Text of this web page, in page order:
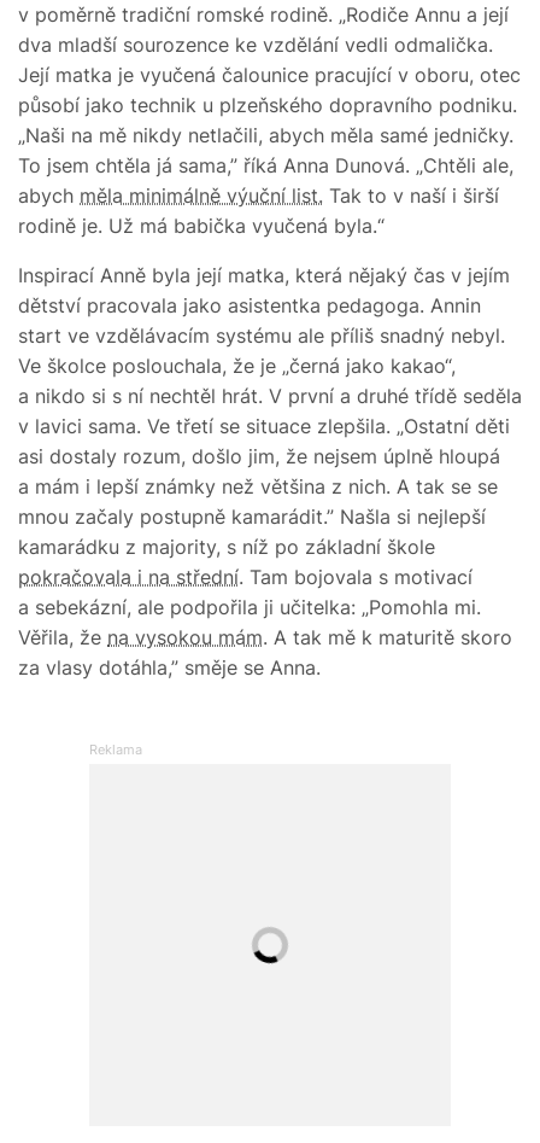
v poměrně tradiční romské rodině. „Rodiče Annu a její
dva mladší sourozence ke vzdělání vedli odmalička.
Její matka je vyučená čalounice pracující v oboru, otec
působí jako technik u plzeňského dopravního podniku.
„Naši na mě nikdy netlačili, abych měla samé jedničky.
To jsem chtěla já sama,” říká Anna Dunová. „Chtěli ale,
abych měla minimálně výuční list. Tak to v naší i širší
rodině je. Už má babička vyučená byla.“
Inspirací Anně byla její matka, která nějaký čas v jejím
dětství pracovala jako asistentka pedagoga. Annin
start ve vzdělávacím systému ale příliš snadný nebyl.
Ve školce poslouchala, že je „černá jako kakao“,
a nikdo si s ní nechtěl hrát. V první a druhé třídě seděla
v lavici sama. Ve třetí se situace zlepšila. „Ostatní děti
asi dostaly rozum, došlo jim, že nejsem úplně hloupá
a mám i lepší známky než většina z nich. A tak se se
mnou začaly postupně kamarádit.” Našla si nejlepší
kamarádku z majority, s níž po základní škole
pokračovala i na střední. Tam bojovala s motivací
a sebekázní, ale podpořila ji učitelka: „Pomohla mi.
Věřila, že na vysokou mám. A tak mě k maturitě skoro
za vlasy dotáhla,” směje se Anna.